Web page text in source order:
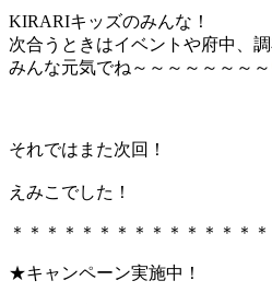
KIRARIキッズのみんな！
次合うときはイベントや府中、
みんな元気でね～～～～～～～～
それではまた次回！
えみこでした！
＊＊＊＊＊＊＊＊＊＊＊＊＊＊
★キャンペーン実施中！